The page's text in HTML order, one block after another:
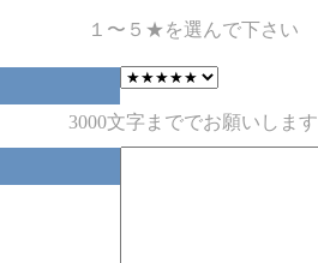
１〜５★を選んで下さい
3000文字まででお願いします